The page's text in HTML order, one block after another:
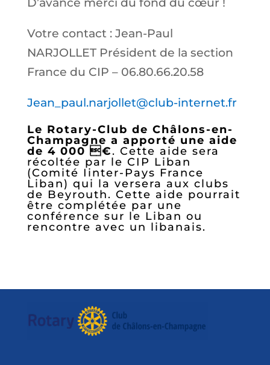
D’avance merci du fond du cœur !
Votre contact : Jean-Paul
NARJOLLET Président de la section
France du CIP – 06.80.66.20.58
Jean_paul.narjollet@club-internet.fr
Le Rotary-Club de Châlons-en-
Champagne a apporté une aide
de 4 000 €. Cette aide sera
récoltée par le CIP Liban
(Comité Iinter-Pays France
Liban) qui la versera aux clubs
de Beyrouth. Cette aide pourrait
être complétée par une
conférence sur le Liban ou
rencontre avec un libanais.